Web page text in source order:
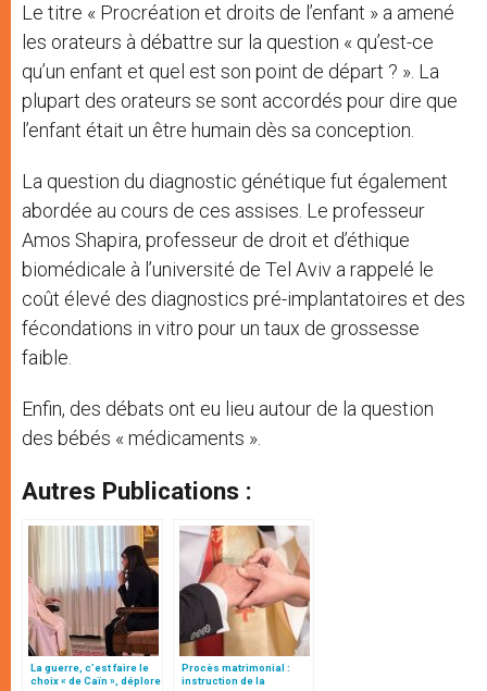
Le titre « Procréation et droits de l’enfant » a amené
les orateurs à débattre sur la question « qu’est-ce
qu’un enfant et quel est son point de départ ? ». La
plupart des orateurs se sont accordés pour dire que
l’enfant était un être humain dès sa conception.
La question du diagnostic génétique fut également
abordée au cours de ces assises. Le professeur
Amos Shapira, professeur de droit et d’éthique
biomédicale à l’université de Tel Aviv a rappelé le
coût élevé des diagnostics pré-implantatoires et des
fécondations in vitro pour un taux de grossesse
faible.
Enfin, des débats ont eu lieu autour de la question
des bébés « médicaments ».
Autres Publications :
La guerre, c’est faire le
choix « de Caïn », déplore
Procès matrimonial :
instruction de la